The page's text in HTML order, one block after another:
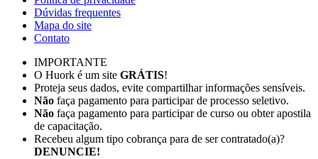
Dúvidas frequentes
Mapa do site
Contato
IMPORTANTE
O Huork é um site GRÁTIS!
Proteja seus dados, evite compartilhar informações sensíveis.
Não faça pagamento para participar de processo seletivo.
Não faça pagamento para participar de curso ou obter apostila
de capacitação.
Recebeu algum tipo cobrança para de ser contratado(a)?
DENUNCIE!